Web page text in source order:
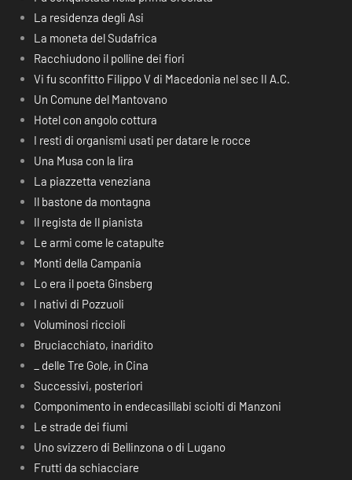
La residenza degli Asi
La moneta del Sudafrica
Racchiudono il polline dei fiori
Vi fu sconfitto Filippo V di Macedonia nel sec II A.C.
Un Comune del Mantovano
Hotel con angolo cottura
I resti di organismi usati per datare le rocce
Una Musa con la lira
La piazzetta veneziana
Il bastone da montagna
Il regista de Il pianista
Le armi come le catapulte
Monti della Campania
Lo era il poeta Ginsberg
I nativi di Pozzuoli
Voluminosi riccioli
Bruciacchiato, inaridito
_ delle Tre Gole, in Cina
Successivi, posteriori
Componimento in endecasillabi sciolti di Manzoni
Le strade dei fiumi
Uno svizzero di Bellinzona o di Lugano
Frutti da schiacciare